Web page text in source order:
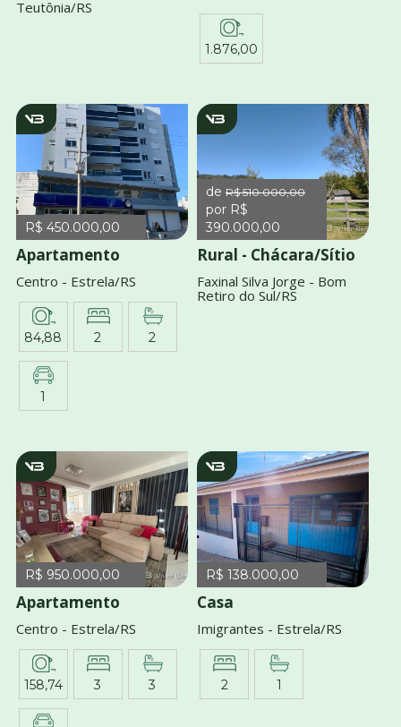
Teutônia/RS
1.876,00
v1844
R$ 450.000,00
Apartamento
Centro - Estrela/RS
84,88 2 2
1
deR$ 510.000,00
por R$
390.000,00
Rural - Chácara/Sítio
Faxinal Silva Jorge - Bom
Retiro do Sul/RS
v4144
R$ 950.000,00
Apartamento
Centro - Estrela/RS
158,74 3 3
v2847
R$ 138.000,00
Casa
Imigrantes - Estrela/RS
2 1